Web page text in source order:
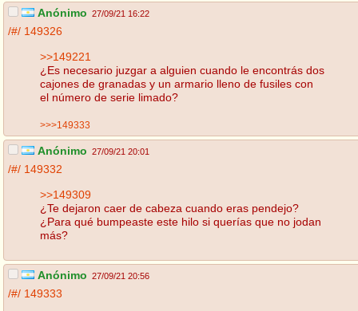
Anónimo 27/09/21 16:22
/#/ 149326
>>149221
¿Es necesario juzgar a alguien cuando le encontrás dos
cajones de granadas y un armario lleno de fusiles con
el número de serie limado?
>>>149333
Anónimo 27/09/21 20:01
/#/ 149332
>>149309
¿Te dejaron caer de cabeza cuando eras pendejo?
¿Para qué bumpeaste este hilo si querías que no jodan
más?
Anónimo 27/09/21 20:56
/#/ 149333